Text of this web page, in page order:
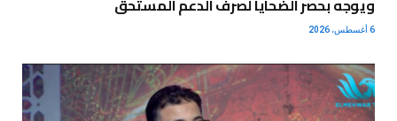
6 أغسطس، 2026